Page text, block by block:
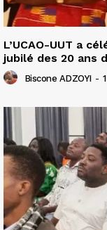
L’UCAO-UUT a
jubilé des 20 ans
Biscone ADZOYI -